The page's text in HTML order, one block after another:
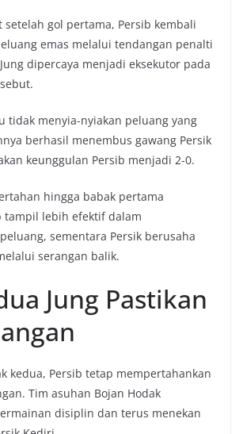
setelah gol pertama, Persib kembali
emas melalui tendangan penalti
dipercaya menjadi eksekutor pada
tidak menyia-nyiakan peluang yang
berhasil menembus gawang Persik
keunggulan Persib menjadi 2-0.
hingga babak pertama
tampil lebih efektif dalam
sementara Persik berusaha
serangan balik.
Jung Pastikan
kedua, Persib tetap mempertahankan
Tim asuhan Bojan Hodak
disiplin dan terus menekan